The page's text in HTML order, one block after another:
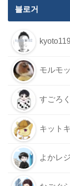
블로거
モルモ
すごろ
キット
よかレ